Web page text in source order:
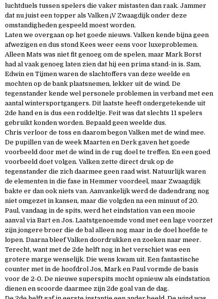
luchtduels tussen spelers die vaker mistasten dan raak. Jammer
dat nu juist een topper als Valken ¡V Zwaagdijk onder deze
omstandigheden gespeeld moest worden.
Laten we overgaan op het goede nieuws. Valken kende bijna geen
afwezigen en dus stond Kees weer eens voor luxeproblemen.
Alleen Mats was niet fit genoeg om de spelen, maar Mark Borst
had al vaak genoeg laten zien dat hij een prima stand-in is. Sam,
Edwin en Tijmen waren de slachtoffers van deze weelde en
mochten op de bank plaatsnemen, lekker uit de wind. De
tegenstander kende wel personele problemen in verband met een
aantal wintersportgangers. Dit laatste heeft ondergetekende uit
2de hand en is dus een roddeltje. Feit was dat slechts 11 spelers
gebruikt konden worden. Bepaald geen weelde dus.
Chris verloor de toss en daarom begon Valken met de wind mee.
De pupillen van de week Maarten en Derk gaven het goede
voorbeeld door met de wind in de rug doel te treffen. En een goed
voorbeeld doet volgen. Valken zette direct druk op de
tegenstander die zich daarmee geen raad wist. Natuurlijk waren
de elementen in die fase in Hemmer voordeel, maar Zwaagdijk
bakte er dan ook niets van. Aanvankelijk werd de dadendrang nog
niet omgezet in kansen, maar die volgden na een minuut of 20.
Paul, vandaag in de spits, werd het eindstation van een mooie
aanval via Bart en Jos. Laatstgenoemde vond met een lage voorzet
zijn jongere broer die de bal alleen nog maar in de doel hoefde te
lopen. Daarna bleef Valken doordrukken en zoeken naar meer.
Terecht, want met de 2de helft nog in het verschiet was een
grotere marge wenselijk. Die wens kwam uit. Een fantastische
counter met in de hoofdrol Jos, Mark en Paul vormde de basis
voor de 2-0. De nieuwe superspits mocht opnieuw als eindstation
dienen en scoorde daarmee zijn 2de goal van de dag.